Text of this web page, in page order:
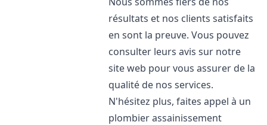
résultats et nos clients satisfaits
en sont la preuve. Vous pouvez
consulter leurs avis sur notre
site web pour vous assurer de la
qualité de nos services.
N'hésitez plus, faites appel à un
plombier assainissement